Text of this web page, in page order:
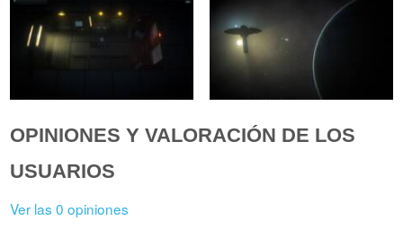
OPINIONES Y VALORACIÓN DE LOS
USUARIOS
Ver las 0 opiniones